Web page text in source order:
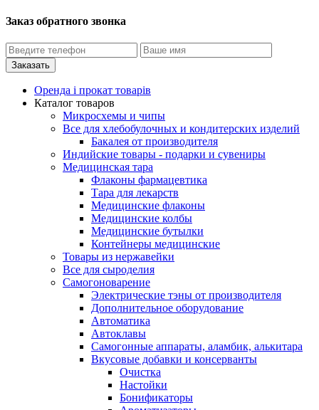
Заказ обратного звонка
Оренда і прокат товарів
Каталог товаров
Микросхемы и чипы
Все для хлебобулочных и кондитерских изделий
Бакалея от производителя
Индийские товары - подарки и сувениры
Медицинская тара
Флаконы фармацевтика
Тара для лекарств
Медицинские флаконы
Медицинские колбы
Медицинские бутылки
Контейнеры медицинские
Товары из нержавейки
Все для сыроделия
Самогоноварение
Электрические тэны от производителя
Дополнительное оборудование
Автоматика
Автоклавы
Самогонные аппараты, аламбик, алькитара
Вкусовые добавки и консерванты
Очистка
Настойки
Бонификаторы